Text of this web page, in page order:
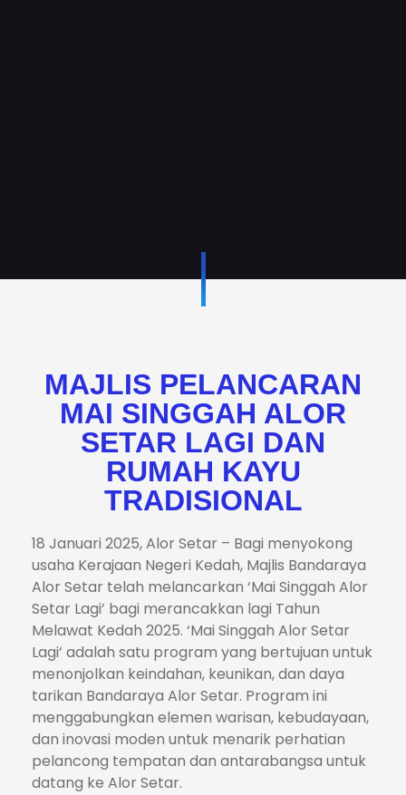
MAJLIS PELANCARAN
MAI SINGGAH ALOR
SETAR LAGI DAN
RUMAH KAYU
TRADISIONAL
18 Januari 2025, Alor Setar – Bagi menyokong
usaha Kerajaan Negeri Kedah, Majlis Bandaraya
Alor Setar telah melancarkan ‘Mai Singgah Alor
Setar Lagi’ bagi merancakkan lagi Tahun
Melawat Kedah 2025. ‘Mai Singgah Alor Setar
Lagi’ adalah satu program yang bertujuan untuk
menonjolkan keindahan, keunikan, dan daya
tarikan Bandaraya Alor Setar. Program ini
menggabungkan elemen warisan, kebudayaan,
dan inovasi moden untuk menarik perhatian
pelancong tempatan dan antarabangsa untuk
datang ke Alor Setar.